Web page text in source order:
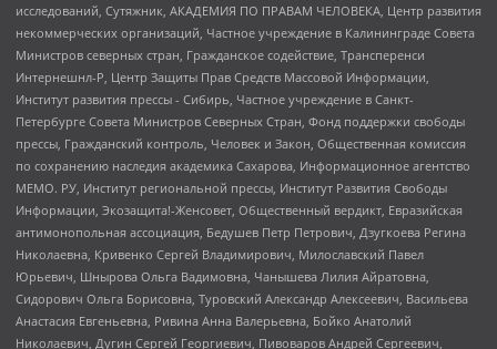
исследований, Сутяжник, АКАДЕМИЯ ПО ПРАВАМ ЧЕЛОВЕКА, Центр развития
некоммерческих организаций, Частное учреждение в Калининграде Совета
Министров северных стран, Гражданское содействие, Трансперенси
Интернешнл-Р, Центр Защиты Прав Средств Массовой Информации,
Институт развития прессы - Сибирь, Частное учреждение в Санкт-
Петербурге Совета Министров Северных Стран, Фонд поддержки свободы
прессы, Гражданский контроль, Человек и Закон, Общественная комиссия
по сохранению наследия академика Сахарова, Информационное агентство
МЕМО. РУ, Институт региональной прессы, Институт Развития Свободы
Информации, Экозащита!-Женсовет, Общественный вердикт, Евразийская
антимонопольная ассоциация, Бедушев Петр Петрович, Дзугкоева Регина
Николаевна, Кривенко Сергей Владимирович, Милославский Павел
Юрьевич, Шнырова Ольга Вадимовна, Чанышева Лилия Айратовна,
Сидорович Ольга Борисовна, Туровский Александр Алексеевич, Васильева
Анастасия Евгеньевна, Ривина Анна Валерьевна, Бойко Анатолий
Николаевич, Дугин Сергей Георгиевич, Пивоваров Андрей Сергеевич,